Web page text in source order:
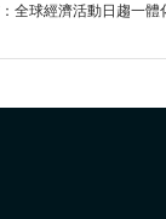
全球經濟活動日趨一體